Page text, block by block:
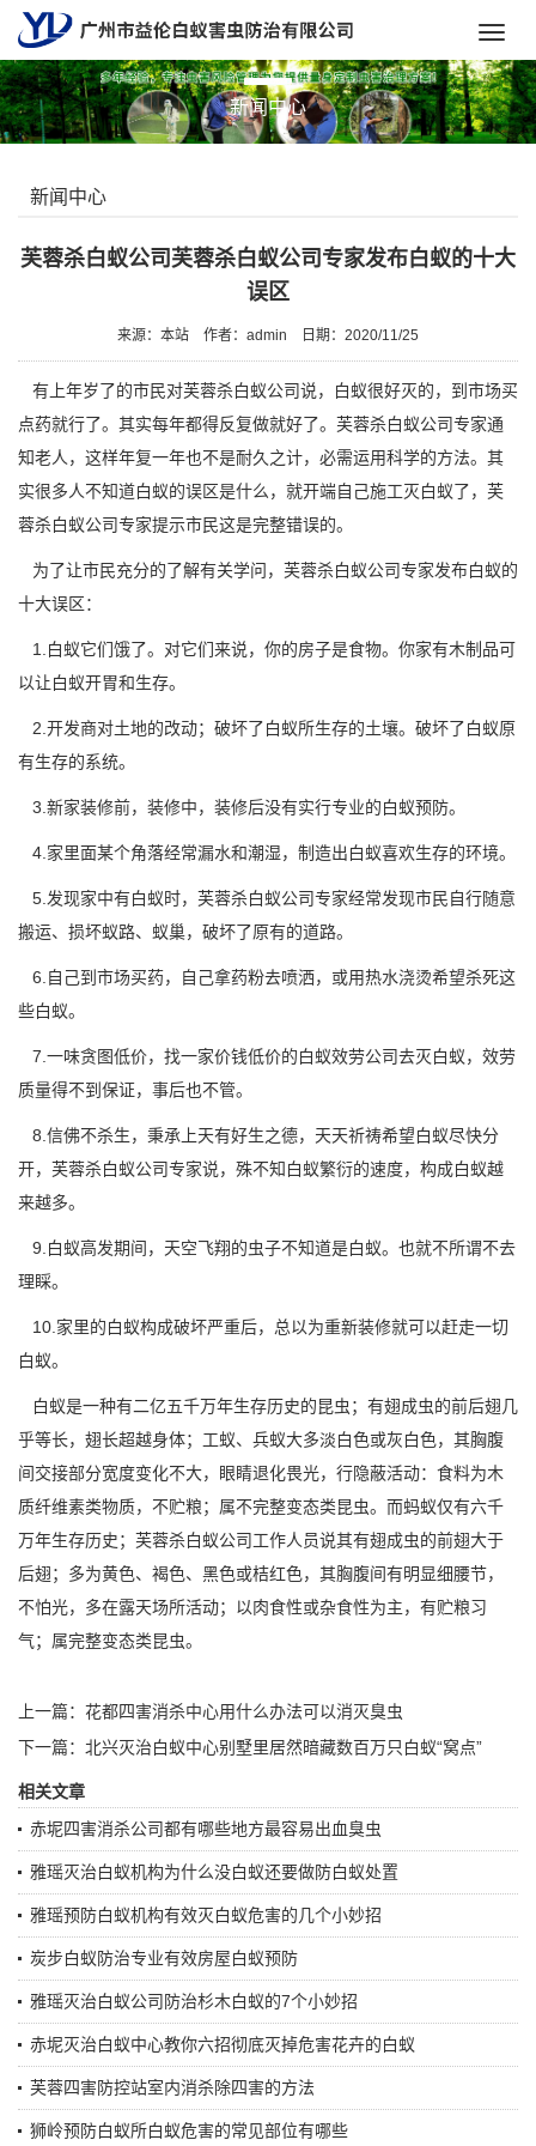
新闻中心
新闻中心
芙蓉杀白蚁公司芙蓉杀白蚁公司专家发布白蚁的十大
误区
来源：本站 作者：admin 日期：2020/11/25
有上年岁了的市民对芙蓉杀白蚁公司说，白蚁很好灭的，到市场买
点药就行了。其实每年都得反复做就好了。芙蓉杀白蚁公司专家通
知老人，这样年复一年也不是耐久之计，必需运用科学的方法。其
实很多人不知道白蚁的误区是什么，就开端自己施工灭白蚁了，芙
蓉杀白蚁公司专家提示市民这是完整错误的。
为了让市民充分的了解有关学问，芙蓉杀白蚁公司专家发布白蚁的
十大误区：
1.白蚁它们饿了。对它们来说，你的房子是食物。你家有木制品可
以让白蚁开胃和生存。
2.开发商对土地的改动；破坏了白蚁所生存的土壤。破坏了白蚁原
有生存的系统。
3.新家装修前，装修中，装修后没有实行专业的白蚁预防。
4.家里面某个角落经常漏水和潮湿，制造出白蚁喜欢生存的环境。
5.发现家中有白蚁时，芙蓉杀白蚁公司专家经常发现市民自行随意
搬运、损坏蚁路、蚁巢，破坏了原有的道路。
6.自己到市场买药，自己拿药粉去喷洒，或用热水浇烫希望杀死这
些白蚁。
7.一味贪图低价，找一家价钱低价的白蚁效劳公司去灭白蚁，效劳
质量得不到保证，事后也不管。
8.信佛不杀生，秉承上天有好生之德，天天祈祷希望白蚁尽快分
开，芙蓉杀白蚁公司专家说，殊不知 白蚁繁衍的速度，构成白蚁越
来越多。
9.白蚁高发期间，天空飞翔的虫子不知道是白蚁。也就不所谓不去
理睬。
10.家里的白蚁构成破坏严重后，总以为重新装修就可以赶走一切
白蚁。
白蚁是一种有二亿五千万年生存历史的昆虫；有翅成虫的前后翅几
乎等长，翅长超越身体；工蚁、兵蚁大多淡白色或灰白色，其胸腹
间交接部分宽度变化不大，眼睛退化畏光，行隐蔽活动：食料为木
质纤维素类物质，不贮粮；属不完整变态类昆虫。而蚂蚁仅有六千
万年生存历史；芙蓉杀白蚁公司工作人员说其有翅成虫的前翅大于
后翅；多为黄色、褐色、黑色或桔红色，其胸腹间有明显细腰节，
不怕光，多在露天场所活动；以肉食性或杂食性为主，有贮粮习
气；属完整变态类昆虫。
上一篇： 花都四害消杀中心用什么办法可以消灭臭虫
下一篇： 北兴灭治白蚁中心别墅里居然暗藏数百万只白蚁“窝点”
相关文章
赤坭四害消杀公司都有哪些地方最容易出血臭虫
雅瑶灭治白蚁机构为什么没白蚁还要做防白蚁处置
雅瑶预防白蚁机构有效灭白蚁危害的几个小妙招
炭步白蚁防治专业有效房屋白蚁预防
雅瑶灭治白蚁公司防治杉木白蚁的7个小妙招
赤坭灭治白蚁中心教你六招彻底灭掉危害花卉的白蚁
芙蓉四害防控站室内消杀除四害的方法
狮岭预防白蚁所白蚁危害的常见部位有哪些